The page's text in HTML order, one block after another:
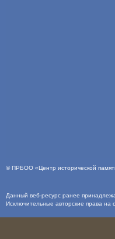
©ПРБОО «Центр исторической
Данный веб-ресурс ранее
Исключительные авторские права